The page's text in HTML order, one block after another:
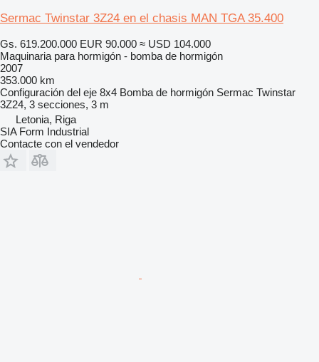
Sermac Twinstar 3Z24 en el chasis MAN TGA 35.400
Gs. 619.200.000 EUR 90.000 ≈ USD 104.000
Maquinaria para hormigón - bomba de hormigón
2007
353.000 km
Configuración del eje 8x4 Bomba de hormigón Sermac Twinstar
3Z24, 3 secciones, 3 m
Letonia, Riga
SIA Form Industrial
Contacte con el vendedor